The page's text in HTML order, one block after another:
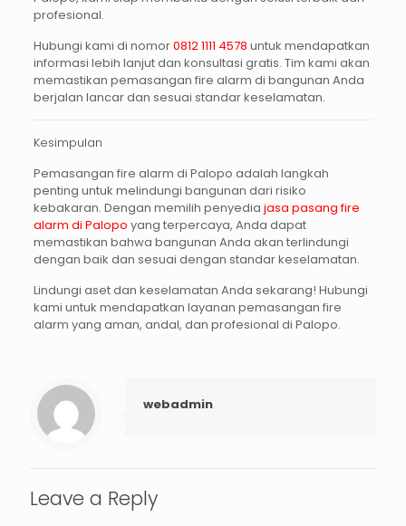
profesional.
Hubungi kami di nomor0812 1111 4578 untuk mendapatkan
informasi lebih lanjut dan konsultasi gratis. Tim kami akan
memastikan pemasangan fire alarm di bangunan Anda
berjalan lancar dan sesuai standar keselamatan.
Kesimpulan
Pemasangan fire alarm di Palopo adalah langkah
penting untuk melindungi bangunan dari risiko
kebakaran. Dengan memilih penyedia jasa pasang fire
alarm di Palopo yang terpercaya, Anda dapat
memastikan bahwa bangunan Anda akan terlindungi
dengan baik dan sesuai dengan standar keselamatan.
Lindungi aset dan keselamatan Anda sekarang! Hubungi
kami untuk mendapatkan layanan pemasangan fire
alarm yang aman, andal, dan profesional di Palopo.
webadmin
Leave a Reply